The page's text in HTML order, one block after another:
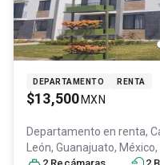
DEPARTAMENTO RENTA
$13,500 MXN
Departamento en renta,
León, Guanajuato, México,